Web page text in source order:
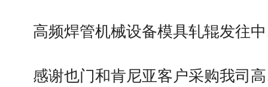
高频焊管机械设备模具轧辊发往
感谢也门和肯尼亚客户采购我司